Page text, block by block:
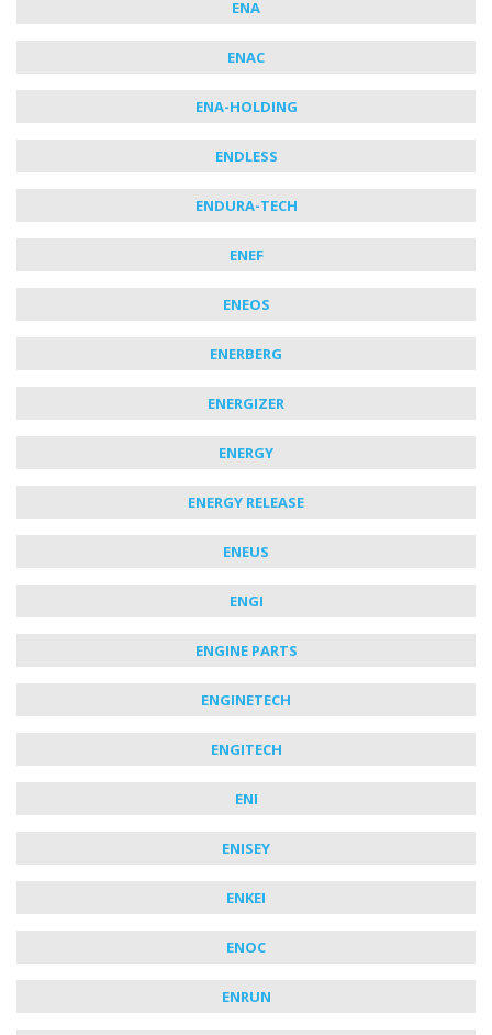
ENA
ENAC
ENA-HOLDING
ENDLESS
ENDURA-TECH
ENEF
ENEOS
ENERBERG
ENERGIZER
ENERGY
ENERGY RELEASE
ENEUS
ENGI
ENGINE PARTS
ENGINETECH
ENGITECH
ENI
ENISEY
ENKEI
ENOC
ENRUN